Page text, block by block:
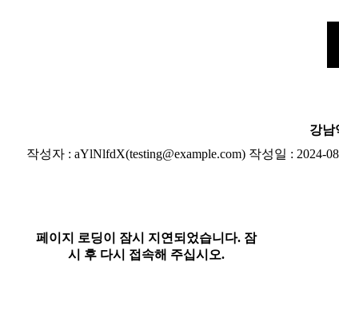
강남
작성자 : aYlNlfdX(testing@example.com) 작성일 : 2024-